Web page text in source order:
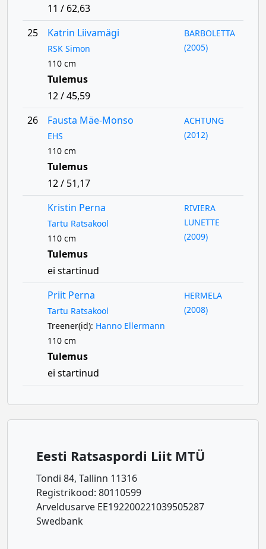
11 / 62,63
25
Katrin Liivamägi
RSK Simon
110 cm
BARBOLETTA
(2005)
Tulemus
12 / 45,59
26
Fausta Mäe-Monso
EHS
110 cm
ACHTUNG
(2012)
Tulemus
12 / 51,17
Kristin Perna
Tartu Ratsakool
110 cm
RIVIERA
LUNETTE
(2009)
Tulemus
ei startinud
Priit Perna
Tartu Ratsakool
Treener(id): Hanno Ellermann
110 cm
HERMELA
(2008)
Tulemus
ei startinud
Eesti Ratsaspordi Liit MTÜ
Tondi 84, Tallinn 11316
Registrikood: 80110599
Arveldusarve EE192200221039505287
Swedbank